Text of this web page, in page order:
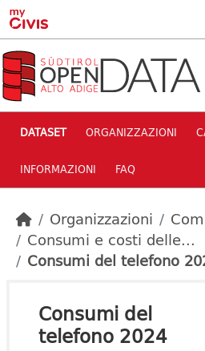
Skip to main content
DATASET ORGANIZZAZIONI
INFORMAZIONI FAQ
Organizzazioni
Consumi e costi delle...
Consumi del telefono
Consumi del
telefono 2024